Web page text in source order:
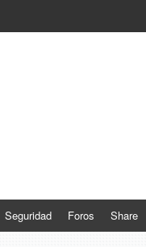
Seguridad Foros Share